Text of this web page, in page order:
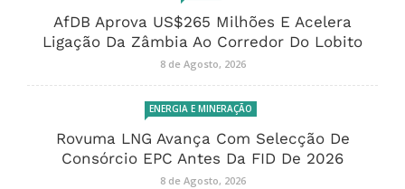
AfDB Aprova US$265 Milhões E Acelera
Ligação Da Zâmbia Ao Corredor Do Lobito
8 de Agosto, 2026
ENERGIA E MINERAÇÃO
Rovuma LNG Avança Com Selecção De
Consórcio EPC Antes Da FID De 2026
8 de Agosto, 2026